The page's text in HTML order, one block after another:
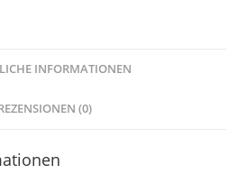
INFORMATIONEN
(0)